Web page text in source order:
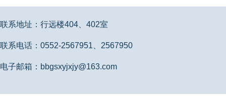
联系地址：行远楼404、402室
联系电话：0552-2567951、2567950
电子邮箱：bbgsxyjxjy@163.com